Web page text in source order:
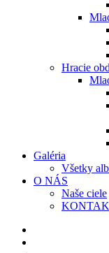
Hracie
Galéria
Všetky
O NÁS
Naše ciele